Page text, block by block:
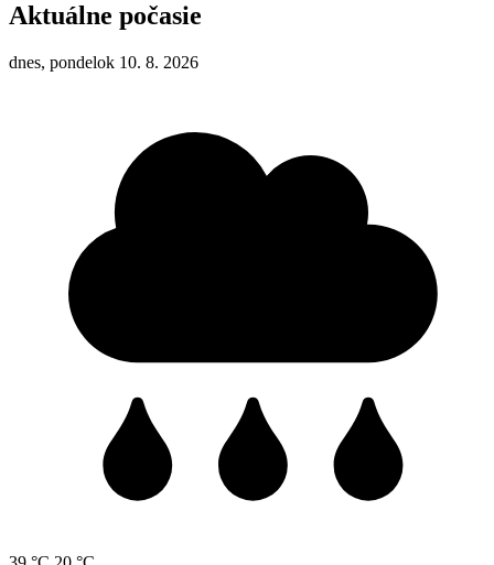
Aktuálne počasie
dnes, pondelok 10. 8. 2026